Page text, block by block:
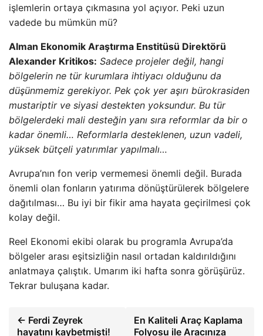
işlemlerin ortaya çıkmasına yol açıyor. Peki uzun
vadede bu mümkün mü?
Alman Ekonomik Araştırma Enstitüsü Direktörü
Alexander Kritikos: Sadece projeler değil, hangi
bölgelerin ne tür kurumlara ihtiyacı olduğunu da
düşünmemiz gerekiyor. Pek çok yer aşırı bürokrasiden
mustariptir ve siyasi destekten yoksundur. Bu tür
bölgelerdeki mali desteğin yanı sıra reformlar da bir o
kadar önemli… Reformlarla desteklenen, uzun vadeli,
yüksek bütçeli yatırımlar yapılmalı…
Avrupa’nın fon verip vermemesi önemli değil. Burada
önemli olan fonların yatırıma dönüştürülerek bölgelere
dağıtılması… Bu iyi bir fikir ama hayata geçirilmesi çok
kolay değil.
Reel Ekonomi ekibi olarak bu programla Avrupa’da
bölgeler arası eşitsizliğin nasıl ortadan kaldırıldığını
anlatmaya çalıştık. Umarım iki hafta sonra görüşürüz.
Tekrar buluşana kadar.
← Ferdi Zeyrek
hayatını kaybetmişti!
En Kaliteli Araç Kaplama
Folyosu ile Aracınıza